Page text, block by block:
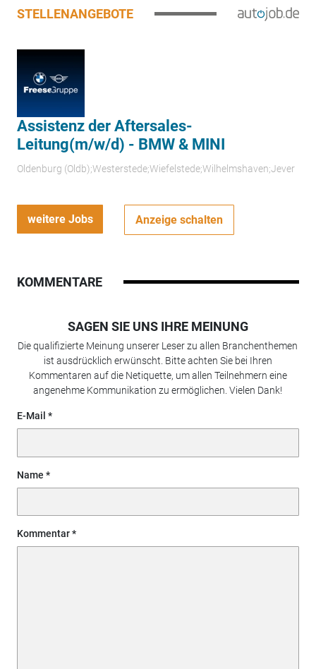
STELLENANGEBOTE
Assistenz der Aftersales-
Leitung(m/w/d) - BMW & MINI
Oldenburg (Oldb);Westerstede;Wiefelstede;Wilhelmshaven;Jever
weitere Jobs Anzeige schalten
KOMMENTARE
SAGEN SIE UNS IHRE MEINUNG
Die qualifizierte Meinung unserer Leser zu allen Branchenthemen
ist ausdrücklich erwünscht. Bitte achten Sie bei Ihren
Kommentaren auf die Netiquette, um allen Teilnehmern eine
angenehme Kommunikation zu ermöglichen. Vielen Dank!
E-Mail
Name
Kommentar